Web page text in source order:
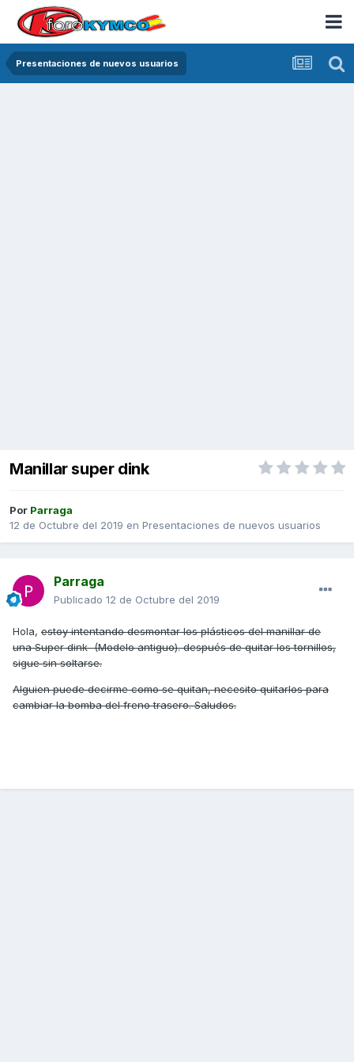
Presentaciones de nuevos usuarios
Manillar super dink
Por Parraga
12 de Octubre del 2019 en Presentaciones de nuevos usuarios
Parraga
Publicado 12 de Octubre del 2019
Hola, estoy intentando desmontar los plásticos del manillar de
una Super dink (Modelo antiguo). después de quitar los tornillos,
sigue sin soltarse.
Alguien puede decirme como se quitan, necesito quitarlos para
cambiar la bomba del freno trasero. Saludos.